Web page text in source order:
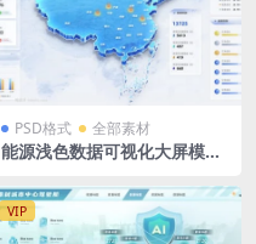
PSD格式 全部素材
能源浅色数据可视化大屏模板
VIP